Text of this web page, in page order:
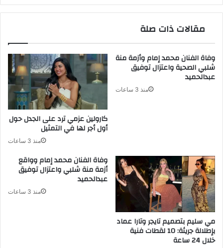
البيئي
مقالات ذات صلة
كارولين عزمي ترد على الجدل حول
أول أجر لها في التمثيل
منذ 3 ساعات
وفاة الفنان محمد إمام وأزمة منة
شلبي الصحية واعتزال توفيق
عبدالحميد
منذ 3 ساعات
وفاة الفنان محمد إمام وواقع
أزمة منة شلبي واعتزال توفيق
عبدالحميد
منذ 3 ساعات
مي سليم بتصميم تايجر وتارا عماد
بإطلالة جريئة: 10 لقطات فنية
خلال 24 ساعة